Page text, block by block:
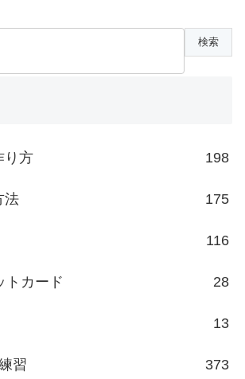
り方 198
法 175
116
トカード 28
13
習 373